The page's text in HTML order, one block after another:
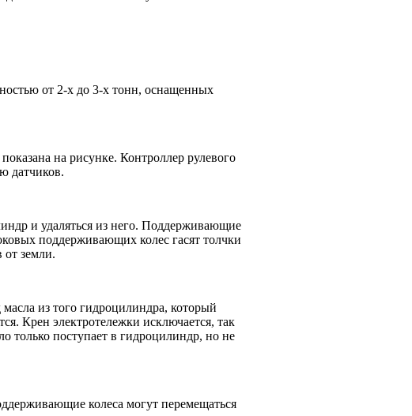
от 2-х до 3-х тонн, оснащенных
на рисунке. Контроллер рулевого
датчиков.
и удаляться из него. Поддерживающие
поддерживающих колес гасят толчки
земли.
из того гидроцилиндра, который
Крен электротележки исключается, так
только поступает в гидроцилиндр, но не
колеса могут перемещаться